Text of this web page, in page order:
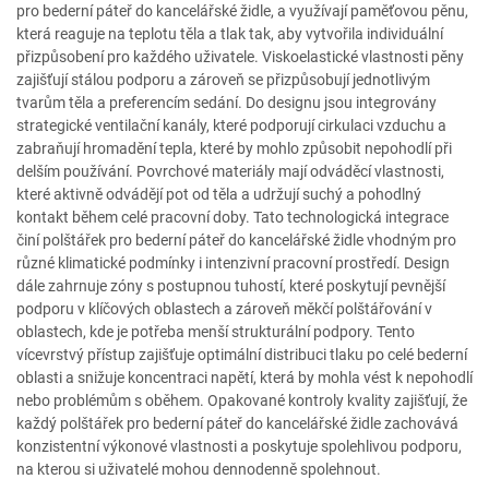
pro bederní páteř do kancelářské židle, a využívají paměťovou pěnu,
která reaguje na teplotu těla a tlak tak, aby vytvořila individuální
přizpůsobení pro každého uživatele. Viskoelastické vlastnosti pěny
zajišťují stálou podporu a zároveň se přizpůsobují jednotlivým
tvarům těla a preferencím sedání. Do designu jsou integrovány
strategické ventilační kanály, které podporují cirkulaci vzduchu a
zabraňují hromadění tepla, které by mohlo způsobit nepohodlí při
delším používání. Povrchové materiály mají odváděcí vlastnosti,
které aktivně odvádějí pot od těla a udržují suchý a pohodlný
kontakt během celé pracovní doby. Tato technologická integrace
činí polštářek pro bederní páteř do kancelářské židle vhodným pro
různé klimatické podmínky i intenzivní pracovní prostředí. Design
dále zahrnuje zóny s postupnou tuhostí, které poskytují pevnější
podporu v klíčových oblastech a zároveň měkčí polštářování v
oblastech, kde je potřeba menší strukturální podpory. Tento
vícevrstvý přístup zajišťuje optimální distribuci tlaku po celé bederní
oblasti a snižuje koncentraci napětí, která by mohla vést k nepohodlí
nebo problémům s oběhem. Opakované kontroly kvality zajišťují, že
každý polštářek pro bederní páteř do kancelářské židle zachovává
konzistentní výkonové vlastnosti a poskytuje spolehlivou podporu,
na kterou si uživatelé mohou dennodenně spolehnout.